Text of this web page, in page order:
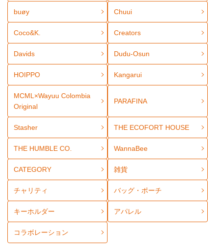
buøy Chuui
Coco&K. Creators
Davids Dudu-Osun
HOIPPO Kangarui
MCML×Wayuu Colombia
Original
PARAFINA
Stasher THE ECOFORT HOUSE
THE HUMBLE CO. WannaBee
CATEGORY 雑貨
チャリティ バッグ・ポーチ
キーホルダー アパレル
コラボレーション